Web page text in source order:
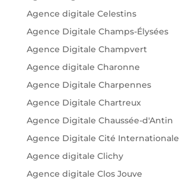
Agence digitale Celestins
Agence Digitale Champs-Élysées
Agence Digitale Champvert
Agence digitale Charonne
Agence Digitale Charpennes
Agence Digitale Chartreux
Agence Digitale Chaussée-d'Antin
Agence Digitale Cité Internationale
Agence digitale Clichy
Agence digitale Clos Jouve